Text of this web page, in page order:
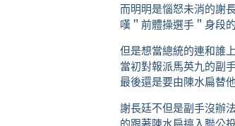
而明明是惱怒未消的謝
嘆＂前體操選手＂身段
但是想當總統的連和誰
當初對報派馬英九的副
最後還是要由陳水扁替
謝長廷不但是副手沒辦
的跟著陳水扁搞入聯公